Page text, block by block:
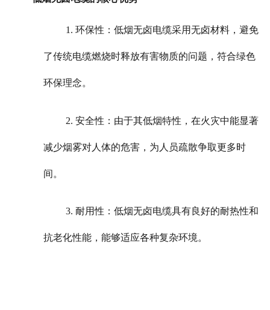
1. 环保性：低烟无卤电缆采用无卤材料，避免
了传统电缆燃烧时释放有害物质的问题，符合绿色
环保理念。
2. 安全性：由于其低烟特性，在火灾中能显著
减少烟雾对人体的危害，为人员疏散争取更多时
间。
3. 耐用性：低烟无卤电缆具有良好的耐热性和
抗老化性能，能够适应各种复杂环境。